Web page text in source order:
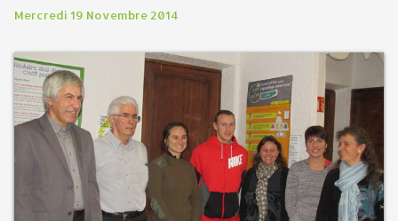
Mercredi 19 Novembre 2014